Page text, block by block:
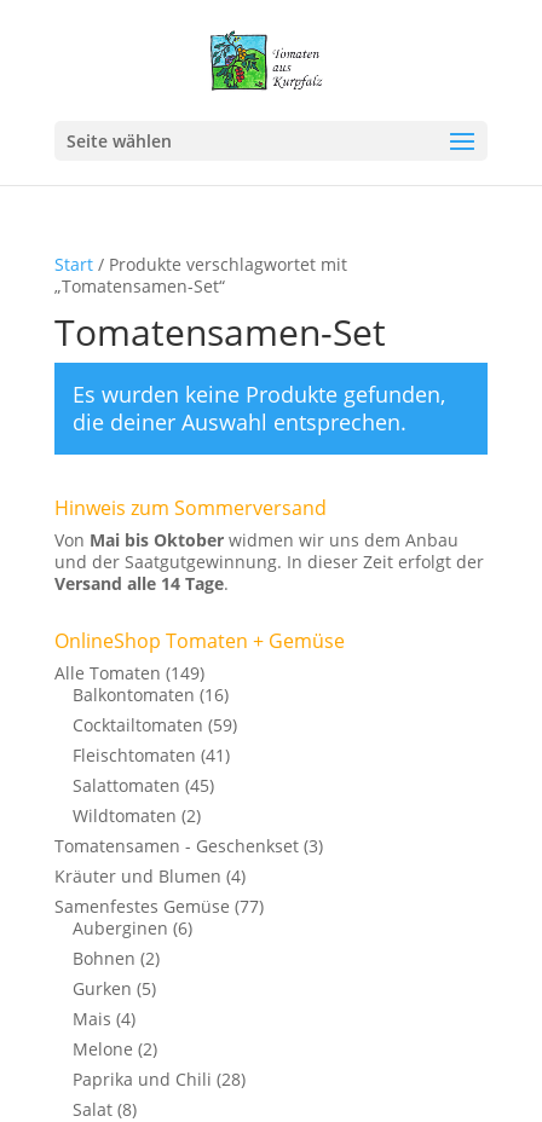
Seite wählen
Start/ Produkte verschlagwortet mit
„Tomatensamen-Set“
Tomatensamen-Set
Es wurden keine Produkte gefunden,
die deiner Auswahl entsprechen.
Hinweis zum Sommerversand
Von Mai bis Oktoberwidmen wir uns dem Anbau
und der Saatgutgewinnung. In dieser Zeit erfolgt der
Versand alle 14 Tage.
OnlineShop Tomaten + Gemüse
Alle Tomaten (149)
Balkontomaten (16)
Cocktailtomaten (59)
Fleischtomaten (41)
Salattomaten (45)
Wildtomaten (2)
Tomatensamen - Geschenkset (3)
Kräuter und Blumen (4)
Samenfestes Gemüse (77)
Auberginen (6)
Bohnen (2)
Gurken (5)
Mais (4)
Melone (2)
Paprika und Chili (28)
Salat (8)